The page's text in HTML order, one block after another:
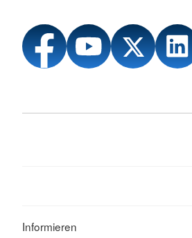
Informieren